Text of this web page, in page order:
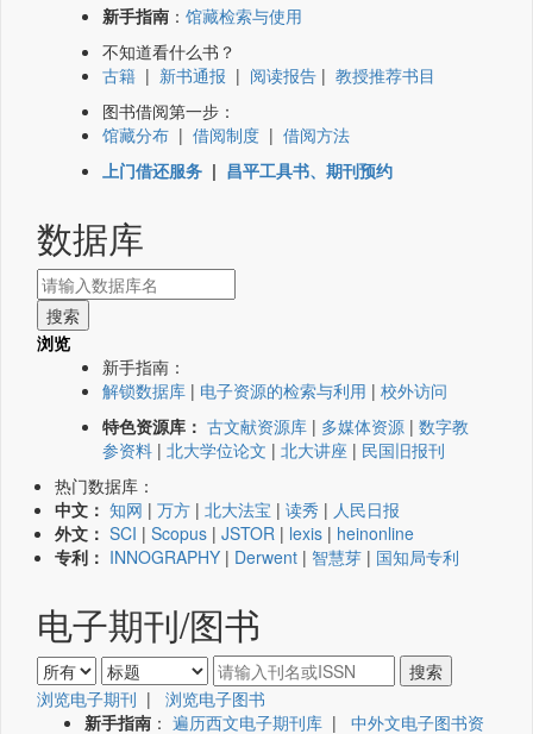
新手指南 ： 馆藏检索与使用
不知道看什么书？
古籍 | 新书通报 | 阅读报告 | 教授推荐书目
图书借阅第一步：
馆藏分布 | 借阅制度 | 借阅方法
上门借还服务 | 昌平工具书、期刊预约
数据库
浏览
新手指南：
解锁数据库 | 电子资源的检索与利用 | 校外访问
特色资源库： 古文献资源库 | 多媒体资源 | 数字教
参资料 | 北大学位论文 | 北大讲座 | 民国旧报刊
热门数据库：
中文： 知网 | 万方 | 北大法宝 | 读秀 | 人民日报
外文： SCI | Scopus | JSTOR | lexis | heinonline
专利： INNOGRAPHY | Derwent | 智慧芽 | 国知局专利
电子期刊/图书
浏览电子期刊 | 浏览电子图书
新手指南 ： 遍历西文电子期刊库 | 中外文电子图书资